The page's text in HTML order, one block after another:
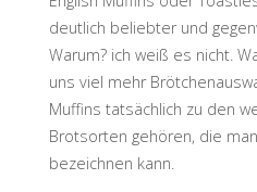
deutlich beliebter und
Warum? ich weiß es nicht.
uns viel mehr
Muffins tatsächlich zu den
Brotsorten gehören, die
bezeichnen kann.